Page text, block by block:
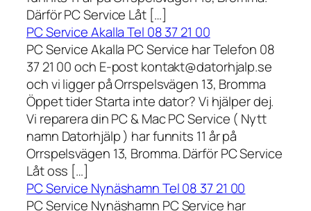
Därför PC Service Låt […]
PC Service Akalla Tel 08 37 21 00
PC Service Akalla PC Service har Telefon 08
37 21 00 och E-post kontakt@datorhjalp.se
och vi ligger på Orrspelsvägen 13, Bromma
Öppet tider Starta inte dator? Vi hjälper dej.
Vi reparera din PC & Mac PC Service ( Nytt
namn Datorhjälp ) har funnits 11 år på
Orrspelsvägen 13, Bromma. Därför PC Service
Låt oss […]
PC Service Nynäshamn Tel 08 37 21 00
PC Service Nynäshamn PC Service har